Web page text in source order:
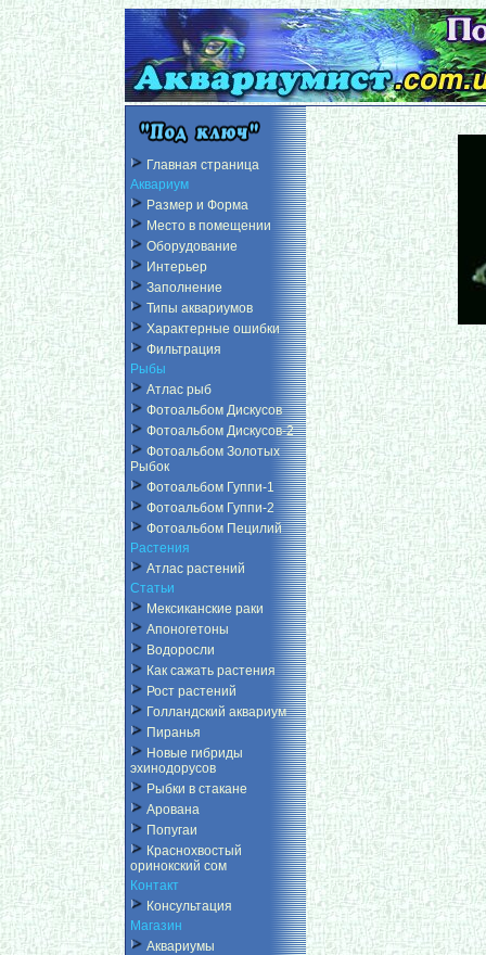
Главная страница
Аквариум
Размер и Форма
Место в помещении
Оборудование
Интерьер
Заполнение
Типы аквариумов
Характерные ошибки
Фильтрация
Рыбы
Атлас рыб
Фотоальбом Дискусов
Фотоальбом Дискусов-2
Фотоальбом Золотых
Рыбок
Фотоальбом Гуппи-1
Фотоальбом Гуппи-2
Фотоальбом Пецилий
Растения
Атлас растений
Статьи
Мексиканские раки
Апоногетоны
Водоросли
Как сажать растения
Рост растений
Голландский аквариум
Пиранья
Новые гибриды
эхинодорусов
Рыбки в стакане
Арована
Попугаи
Краснохвостый
оринокский сом
Контакт
Консультация
Магазин
Аквариумы